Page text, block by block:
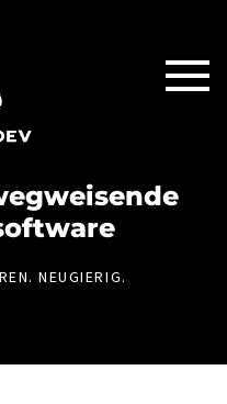
NEUGIERIG.